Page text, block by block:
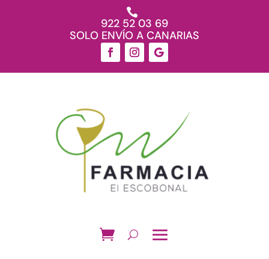

922 52 03 69
SOLO ENVÍO A CANARIAS